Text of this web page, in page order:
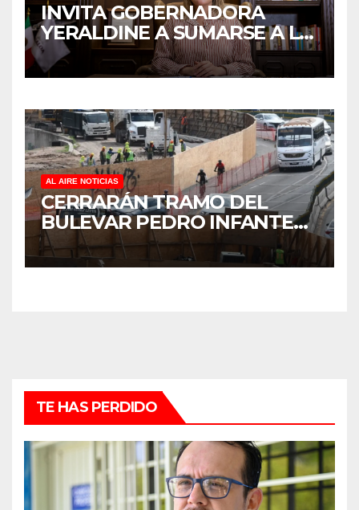
INVITA GOBERNADORA
YERALDINE A SUMARSE A LA
JORNADA NACIONAL DE
REFORESTACIÓN;
DE ÁRBOLES
AL AIRE NOTICIAS
CERRARÁN TRAMO DEL
BULEVAR PEDRO INFANTE
PARA ACELERAR OBRAS
ANTES DEL REGRESO A
TE HAS PERDIDO